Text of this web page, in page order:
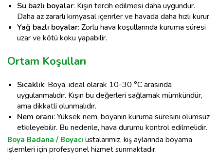
Su bazlı boyalar: Kışın tercih edilmesi daha uygundur.
Daha az zararlı kimyasal içerirler ve havada daha hızlı kurur.
Yağ bazlı boyalar: Zorlu hava koşullarında kuruma süresi
uzar ve kötü koku yapabilir.
Ortam Koşulları
Sıcaklık: Boya, ideal olarak 10-30 °C arasında
uygulanmalıdır. Kışın bu değerleri sağlamak mümkündür,
ama dikkatli olunmalıdır.
Nem oranı: Yüksek nem, boyanın kuruma süresini olumsuz
etkileyebilir. Bu nedenle, hava durumu kontrol edilmelidir.
Boya Badana / Boyacı ustalarımız, kış aylarında boyama
işlemleri için profesyonel hizmet sunmaktadır.